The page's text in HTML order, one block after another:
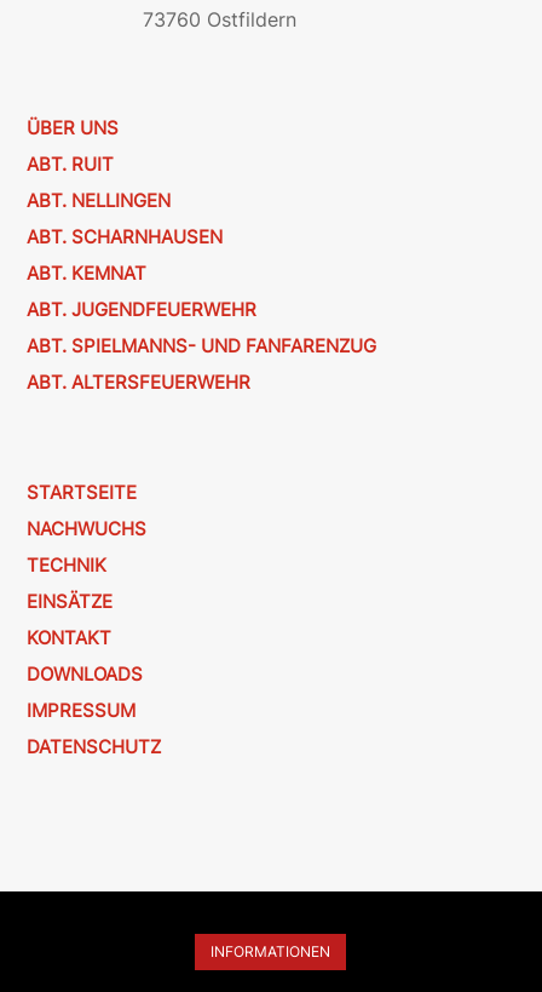
73760 Ostfildern
ÜBER UNS
ABT. RUIT
ABT. NELLINGEN
ABT. SCHARNHAUSEN
ABT. KEMNAT
ABT. JUGENDFEUERWEHR
ABT. SPIELMANNS- UND FANFARENZUG
ABT. ALTERSFEUERWEHR
STARTSEITE
NACHWUCHS
TECHNIK
EINSÄTZE
KONTAKT
DOWNLOADS
IMPRESSUM
DATENSCHUTZ
INFORMATIONEN